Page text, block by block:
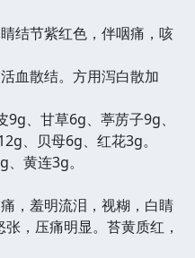
节紫红色，伴咽痛，咳
散结。方用泻白散加
、甘草6g、葶苈子9g、
、贝母6g、红花3g。
黄连3g。
羞明流泪，视糊，白睛
，压痛明显。苔黄质红，